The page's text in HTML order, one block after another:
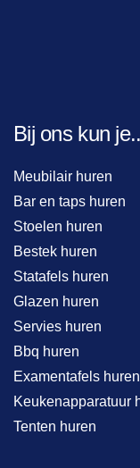
Bij ons kun
Meubilair huren
Bar en taps huren
Stoelen huren
Bestek huren
Statafels huren
Glazen huren
Servies huren
Bbq huren
Examentafels huren
Keukenapparatuur
Tenten huren